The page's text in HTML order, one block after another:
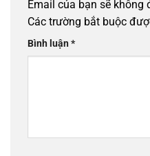
Email của bạn sẽ
Các trường bắt buộc
Bình luận*